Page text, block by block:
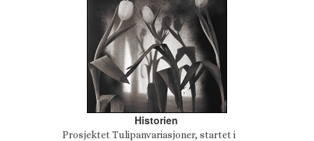
Historien
Prosjektet Tulipanvariasjoner, startet i